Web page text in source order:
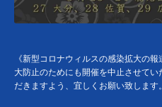
《新型コロナウィルスの感染拡大の
大防止のためにも開催を中止させて
だきますよう、宜しくお願い致します